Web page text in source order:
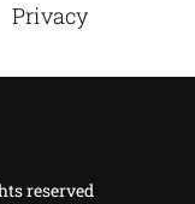
Privacy
reserved